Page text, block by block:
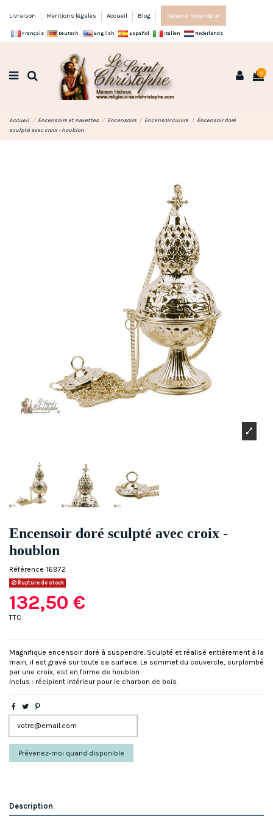
Livraison Mentions légales Accueil Blog Devenir revendeur
Français Deutsch English Español Italien Nederlands
0
Accueil Encensoirs et navettes Encensoirs Encensoir cuivre
Encensoir doré
sculpté avec croix - houblon
Encensoir doré sculpté avec croix -
houblon
Référence 16972
Rupture de stock
132,50 €
TTC
Magnifique encensoir doré à suspendre. Sculpté et réalisé entièrement à la
main, il est gravé sur toute sa surface. Le sommet du couvercle, surplombé
par une croix, est en forme de houblon.
Inclus : récipient intérieur pour le charbon de bois.
Description